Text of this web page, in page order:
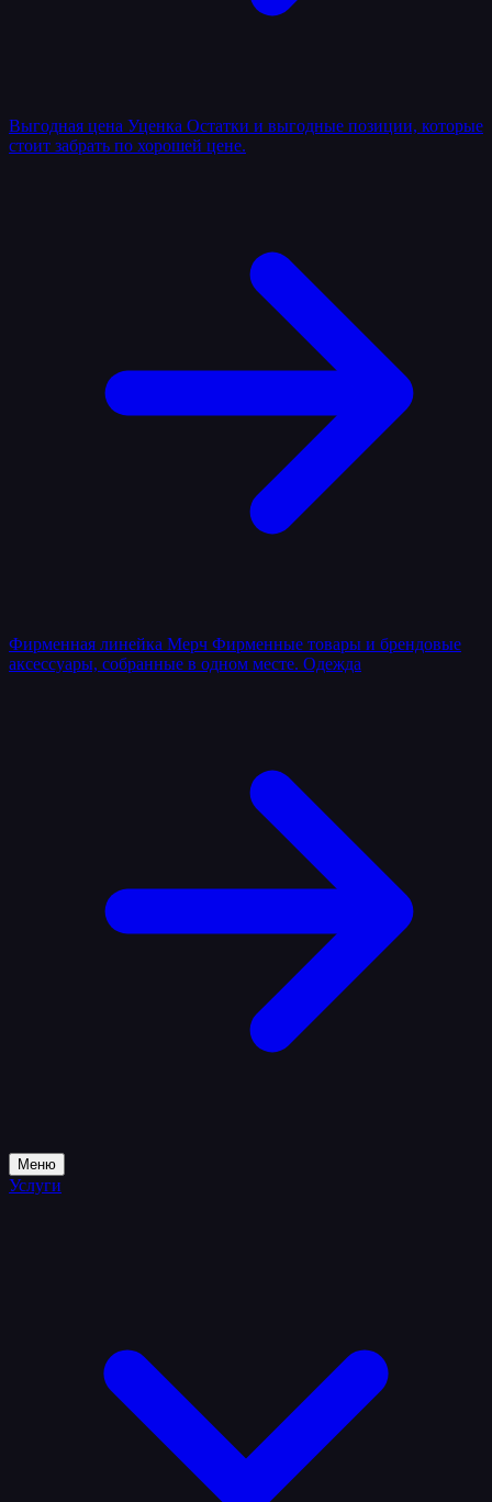
Выгодная цена Уценка Остатки и выгодные позиции, которые
стоит забрать по хорошей цене.
Фирменная линейка Мерч Фирменные товары и брендовые
аксессуары, собранные в одном месте. Одежда
Меню
Услуги